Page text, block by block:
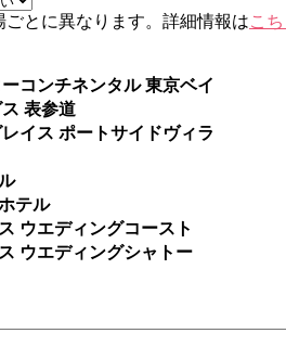
とに異なります。詳細情報はこ
コンチネンタル 東京ベイ
表参道
イス ポートサイドヴィラ
テル
ウエディングコースト
ウエディングシャトー